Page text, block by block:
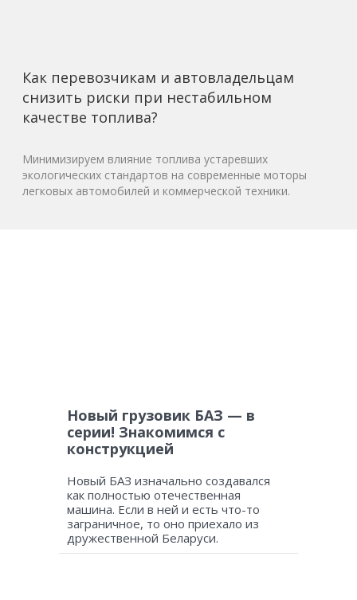
Как перевозчикам и автовладельцам
снизить риски при нестабильном
качестве топлива?
Минимизируем влияние топлива устаревших
экологических стандартов на современные моторы
легковых автомобилей и коммерческой техники.
Новый грузовик БАЗ — в
серии! Знакомимся с
конструкцией
Новый БАЗ изначально создавался
как полностью отечественная
машина. Если в ней и есть что-то
заграничное, то оно приехало из
дружественной Беларуси.